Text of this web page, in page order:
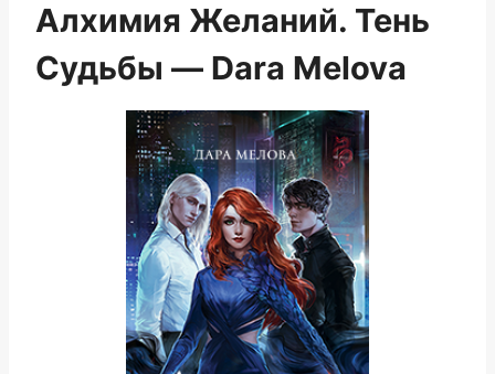
Алхимия Желаний. Тень
Судьбы — Dara Melova